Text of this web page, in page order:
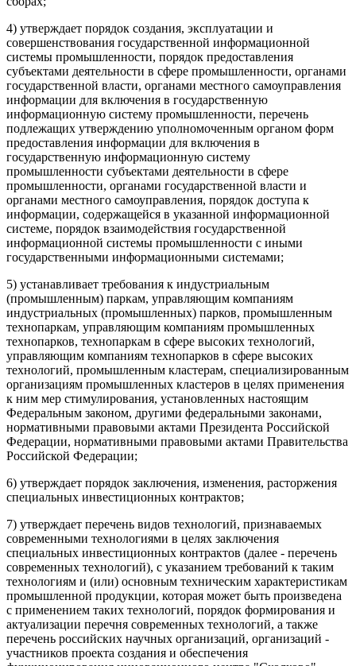
4) утверждает порядок создания, эксплуатации и
совершенствования государственной информационной
системы промышленности, порядок предоставления
субъектами деятельности в сфере промышленности, органами
государственной власти, органами местного самоуправления
информации для включения в государственную
информационную систему промышленности, перечень
подлежащих утверждению уполномоченным органом форм
предоставления информации для включения в
государственную информационную систему
промышленности субъектами деятельности в сфере
промышленности, органами государственной власти и
органами местного самоуправления, порядок доступа к
информации, содержащейся в указанной информационной
системе, порядок взаимодействия государственной
информационной системы промышленности с иными
государственными информационными системами;
5) устанавливает требования к индустриальным
(промышленным) паркам, управляющим компаниям
индустриальных (промышленных) парков, промышленным
технопаркам, управляющим компаниям промышленных
технопарков, технопаркам в сфере высоких технологий,
управляющим компаниям технопарков в сфере высоких
технологий, промышленным кластерам, специализированным
организациям промышленных кластеров в целях применения
к ним мер стимулирования, установленных настоящим
Федеральным законом, другими федеральными законами,
нормативными правовыми актами Президента Российской
Федерации, нормативными правовыми актами Правительства
Российской Федерации;
6) утверждает порядок заключения, изменения, расторжения
специальных инвестиционных контрактов;
7) утверждает перечень видов технологий, признаваемых
современными технологиями в целях заключения
специальных инвестиционных контрактов (далее - перечень
современных технологий), с указанием требований к таким
технологиям и (или) основным техническим характеристикам
промышленной продукции, которая может быть произведена
с применением таких технологий, порядок формирования и
актуализации перечня современных технологий, а также
перечень российских научных организаций, организаций -
участников проекта создания и обеспечения